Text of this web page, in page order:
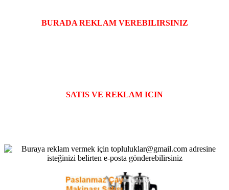
BURADA REKLAM VEREBILIRSINIZ
SATIS VE REKLAM ICIN